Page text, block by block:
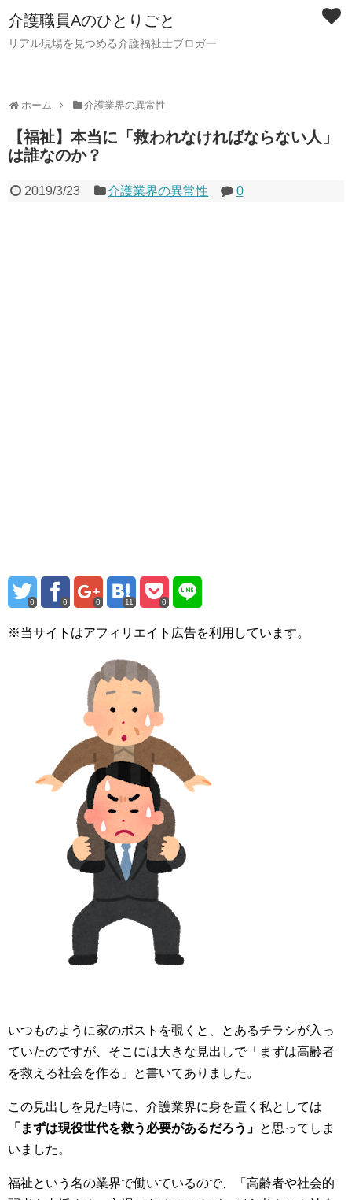
介護職員Aのひとりごと
リアル現場を見つめる介護福祉士ブロガー
ホーム 介護業界の異常性
【福祉】本当に「救われなければならない人」
は誰なのか？
2019/3/23 介護業界の異常性 0
0 0 0 11 0
※当サイトはアフィリエイト広告を利用しています。
いつものように家のポストを覗くと、とあるチラシが入っ
ていたのですが、そこには大きな見出しで「まずは高齢者
を救える社会を作る」と書いてありました。
この見出しを見た時に、介護業界に身を置く私としては
「まずは現役世代を救う必要があるだろう」 と思ってしま
いました。
福祉という名の業界で働いているので、「高齢者や社会的